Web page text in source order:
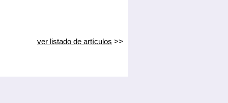
ver listado de artículos >>